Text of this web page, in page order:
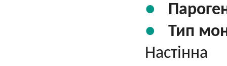
Тип
Настінна